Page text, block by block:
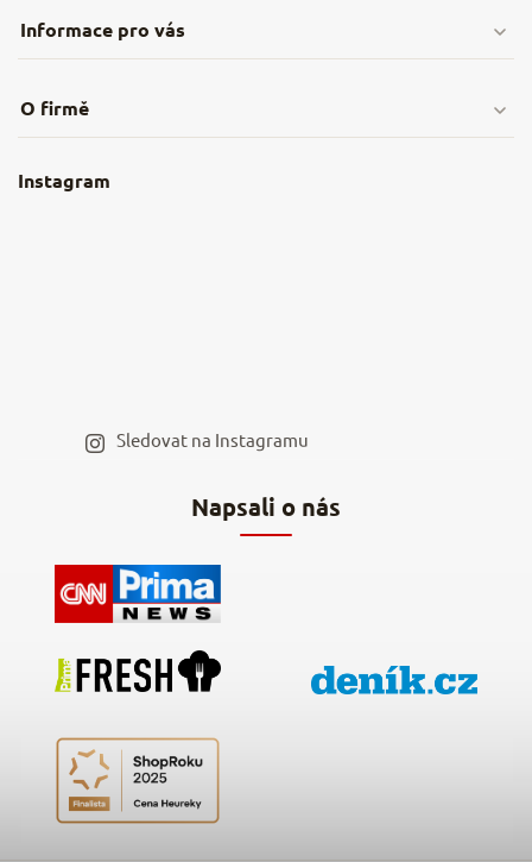
Informace pro vás
Obchodní podmínky
Nejčastější dotazy
Napsali o nás
Instagram
Sledovat na Instagramu
O firmě
Hodnocení obchodu